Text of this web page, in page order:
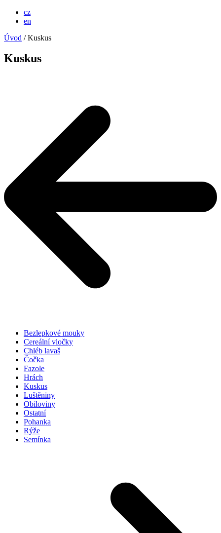
cz
en
Úvod /Kuskus
Kuskus
Bezlepkové mouky
Cereální vločky
Chléb lavaš
Čočka
Fazole
Hrách
Kuskus
Luštěniny
Obiloviny
Ostatní
Pohanka
Rýže
Semínka